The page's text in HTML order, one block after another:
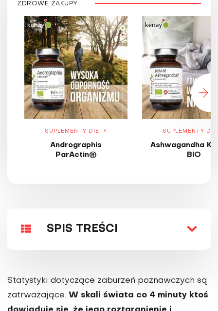
ZDROWE ZAKUPY
SUPLEMENTY DIETY
Andrographis
ParActin®
SUPLEMENTY
Ashwagandha
BIO
SPIS TREŚCI
Statystyki dotyczące zaburzeń poznawczych są
zatrważające. W skali świata co 4 minuty ktoś